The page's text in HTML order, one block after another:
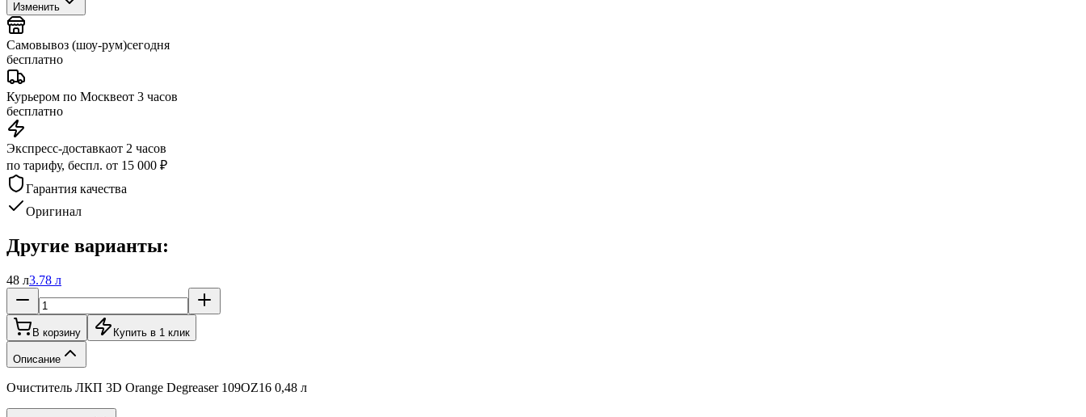
Изменить
Самовывоз (шоу-рум)сегодня
бесплатно
Курьером по Москвеот 3 часов
бесплатно
Экспресс-доставкаот 2 часов
по тарифу, беспл. от 15 000 ₽
Гарантия качества
Оригинал
Другие варианты:
48 л3.78 л
В корзину Купить в 1 клик
Описание
Очиститель ЛКП 3D Orange Degreaser 109OZ16 0,48 л